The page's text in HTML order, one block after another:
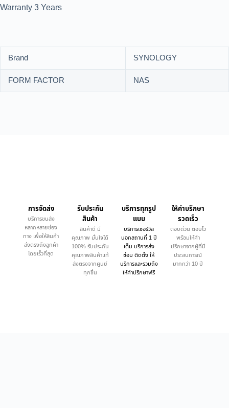
Warranty 3 Years
Brand
SYNOLOGY
FORM FACTOR
NAS
การจัดส่ง
บริการขนส่ง
หลากหลายช่อง
ทาง เพื่อให้สินค้า
ส่งตรงถึงลูกค้า
โดยเร็วที่สุด
รับประกัน
สินค้า
สินค้าดี มี
คุณภาพ มั่นใจได้
100% รับประกัน
คุณภาพสินค้าแท้
ส่งตรงจากศูนย์
ทุกชิ้น
บริการทุกรูป
แบบ
บริการเซอร์วิส
นอกสถานที่ 1 ปี
เต็ม บริการส่ง
ซ่อม ติดตั้ง ให้
บริการและรวมถึง
ให้คำปรึกษาฟรี
ให้คำบรึกษา
รวดเร็ว
ตอบด่วน ตอบไว
พร้อมให้คำ
ปรึกษาจากผู้ที่มี
ประสบการณ์
มากกว่า 10 ปี